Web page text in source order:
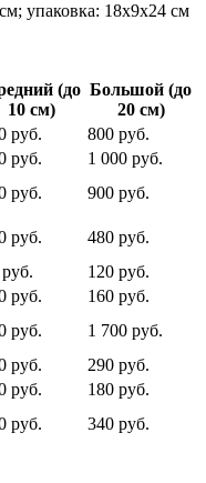
упаковка: 18х9х24 см
(до
10 см)
Большой (до
20 см)
руб.
800 руб.
руб.
1 000 руб.
руб.
900 руб.
руб.
480 руб.
120 руб.
руб.
160 руб.
руб.
1 700 руб.
руб.
290 руб.
руб.
180 руб.
руб. 340 руб.